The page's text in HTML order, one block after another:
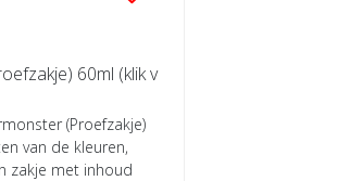
60ml (klik v
(Proefzakje)
van de kleuren,
zakje met inhoud